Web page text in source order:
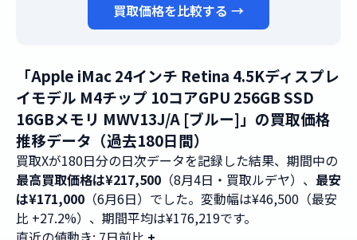
買取価格を比較する →
「Apple iMac 24インチ Retina 4.5Kディスプレ
イモデル M4チップ 10コアGPU 256GB SSD
16GBメモリ MWV13J/A [ブルー]」の買取価格
推移データ（過去180日間）
買取Xが180日分の日次データを記録した結果、期間中の
最高買取価格は¥217,500 （8月4日・買取ルデヤ）、 最安
は¥171,000 （6月6日）でした。変動幅は¥46,500（最安
比 +27.2%）、期間平均は¥176,219です。